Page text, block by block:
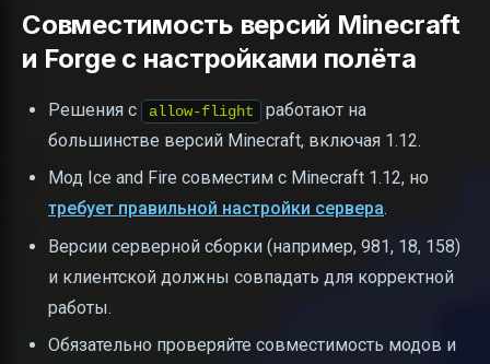
Совместимость версий Minecraft
и Forge с настройками полёта
Решения с allow-flight
работают на
большинстве версий Minecraft, включая 1.12.
Мод Ice and Fire совместим с Minecraft 1.12, но
требует правильной настройки сервера.
Версии серверной сборки (например, 981, 18, 158)
и клиентской должны совпадать для корректной
работы.
Обязательно проверяйте совместимость модов и